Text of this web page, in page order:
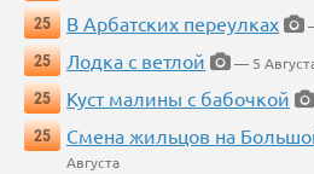
25
В Арбатских переулках
25
Лодка с ветлой
— 5
25
Куст малины с бабочкой
25
Смена жильцов на
Августа